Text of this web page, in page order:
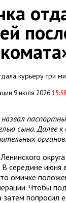
9 июля 202615:58
назвал
сына. Далее
органов.
середине июня
омичке
Чтобы
попросил